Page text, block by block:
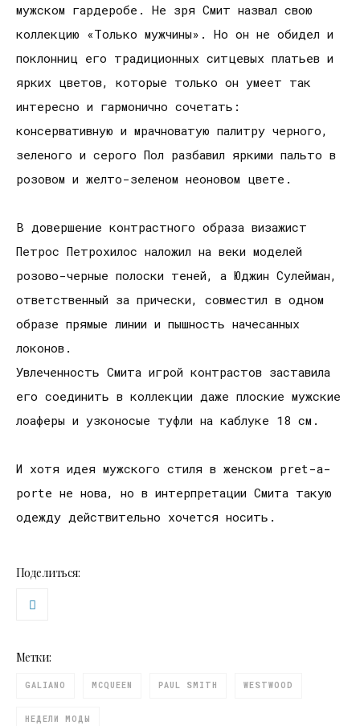
мужском гардеробе. Не зря Смит назвал свою
коллекцию «Только мужчины». Но он не обидел и
поклонниц его традиционных ситцевых платьев и
ярких цветов, которые только он умеет так
интересно и гармонично сочетать:
консервативную и мрачноватую палитру черного,
зеленого и серого Пол разбавил яркими пальто в
розовом и желто-зеленом неоновом цвете.
В довершение контрастного образа визажист
Петрос Петрохилос наложил на веки моделей
розово-черные полоски теней, а Юджин Сулейман,
ответственный за прически, совместил в одном
образе прямые линии и пышность начесанных
локонов.
Увлеченность Смита игрой контрастов заставила
его соединить в коллекции даже плоские мужские
лоаферы и узконосые туфли на каблуке 18 см.
И хотя идея мужского стиля в женском pret-a-
porte не нова, но в интерпретации Смита такую
одежду действительно хочется носить.
Поделиться:
Метки:
GALIANO MCQUEEN PAUL SMITH WESTWOOD
НЕДЕЛИ МОДЫ